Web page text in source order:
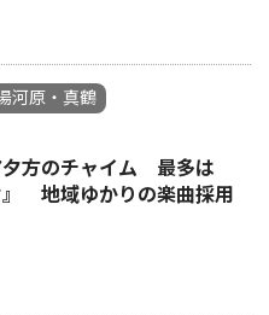
河原・真鶴
夕方のチャイム 最多は
』 地域ゆかりの楽曲採用